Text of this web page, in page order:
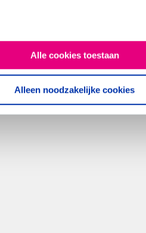
Alle cookies toestaan
Alleen noodzakelijke cookies